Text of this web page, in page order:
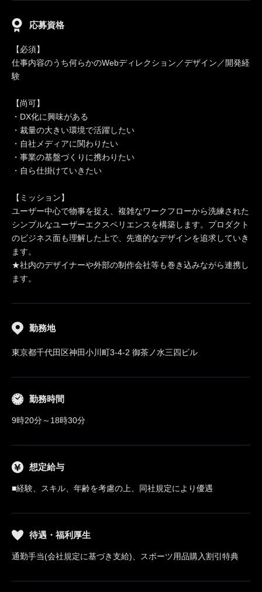
応募資格
【必須】
仕事内容のうち何らかのWebディレクション／デザイン／開発経
験
【尚可】
・DX化に興味がある
・裁量の大きい環境で活躍したい
・自社メディアに関わりたい
・事業の基盤づくりに携わりたい
・自ら仕掛けていきたい
【ミッション】
ユーザー中心で物事を捉え、複雑なワークフローから洗練された
シンプルなユーザーエクスペリエンスを構築します。プロダクト
のビジネス面も理解した上で、先進的なデザインを追求していき
ます。
★社内のデザイナーや外部の制作会社等も巻き込みながら連携し
ます。
勤務地
東京都千代田区神田小川町3-4-2 御茶ノ水三四ビル
勤務時間
9時20分～18時30分
想定給与
■経験、スキル、年齢を考慮の上、同社規定により優遇
待遇・福利厚生
通勤手当(会社規定に基づき支給)、スポーツ用品購入割引特典